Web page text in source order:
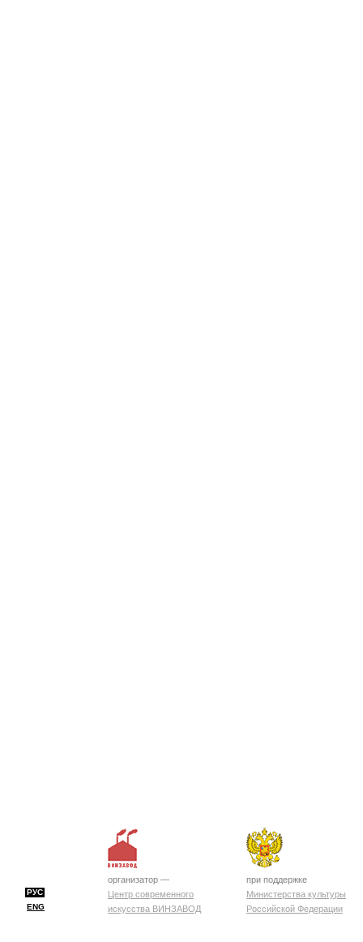
РУС
ENG
организатор —
Центр современного
искусства ВИНЗАВОД
при поддержке
Министерства культуры
Российской Федерации